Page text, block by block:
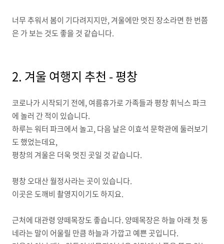
너무 추워서 봄이 기다려지지만, 겨울에만 멋진 장소라면 한 번쯤
은 가 보는 것도 좋을 것 같습니다.
2. 겨울 여행지 추천 - 평창
코로나가 시작되기 전에, 여름휴가로 가족들과 평창 휘닉스 파크
에 놀러 간 적이 있습니다.
하루는 워터 파크에서 놀고, 다음 날은 이효석 문학관에 둘러보기
도 했었는데요,
평창의 겨울은 더욱 멋진 곳일 것 같습니다.
평창 오대산 월정사라는 곳이 있습니다.
이곳은 도깨비 촬영지이기도 하지요.
근처에 대관령 양떼목장도 좋습니다. 양떼목장은 하늘 아래 첫 동
네라는 말이 어울릴 만큼 하늘과 가깝고 예쁜 곳입니다.